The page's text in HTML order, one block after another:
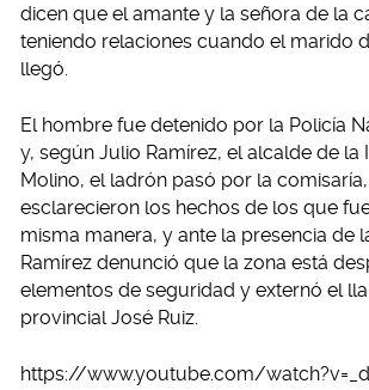
dicen que el amante y la señora de la
teniendo relaciones cuando el marido
llegó.
El hombre fue detenido por la Policía
y, según Julio Ramírez, el alcalde de la
Molino, el ladrón pasó por la
esclarecieron los hechos de los que
misma manera, y ante la presencia de
Ramírez denunció que la zona está
elementos de seguridad y externó el
provincial José Ruiz.
https://www.youtube.com/